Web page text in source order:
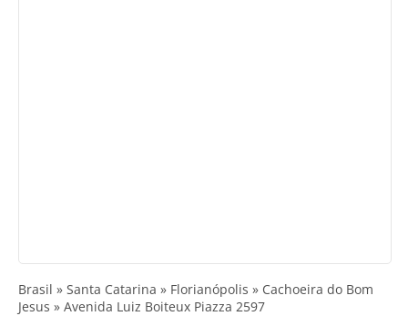
Brasil » Santa Catarina » Florianópolis » Cachoeira do Bom
Jesus » Avenida Luiz Boiteux Piazza 2597